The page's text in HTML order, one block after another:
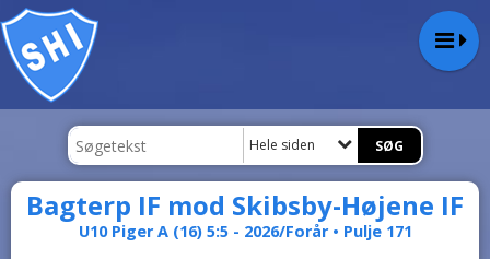
Hele siden
Bagterp IF mod Skibsby-Højene IF
U10 Piger A (16) 5:5 - 2026/Forår • Pulje 171